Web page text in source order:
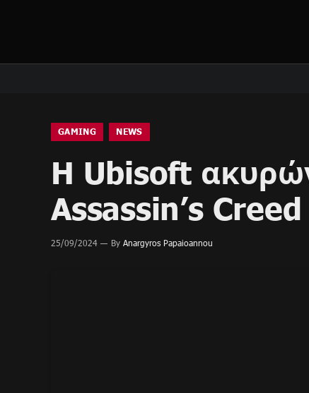
GAMING NEWS
H Ubisoft
Assassin’s
25/09/2024 By Anargyros Papaioannou